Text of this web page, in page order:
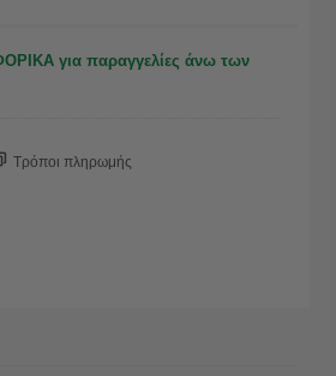
για παραγγελίες άνω των
Τρόποι πληρωμής